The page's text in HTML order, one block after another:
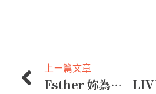
上ㄧ篇文章
Esther 妳為什麼回來緬甸？